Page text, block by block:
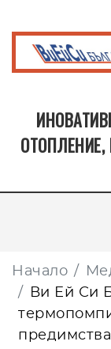
Начало
Ви Ей Си